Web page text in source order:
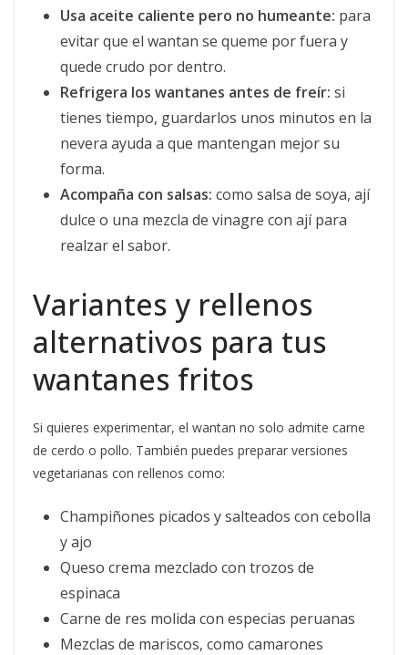
Usa aceite caliente pero no humeante: para
evitar que el wantan se queme por fuera y
quede crudo por dentro.
Refrigera los wantanes antes de freír: si
tienes tiempo, guardarlos unos minutos en la
nevera ayuda a que mantengan mejor su
forma.
Acompaña con salsas: como salsa de soya, ají
dulce o una mezcla de vinagre con ají para
realzar el sabor.
Variantes y rellenos
alternativos para tus
wantanes fritos
Si quieres experimentar, el wantan no solo admite carne
de cerdo o pollo. También puedes preparar versiones
vegetarianas con rellenos como:
Champiñones picados y salteados con cebolla
y ajo
Queso crema mezclado con trozos de
espinaca
Carne de res molida con especias peruanas
Mezclas de mariscos, como camarones